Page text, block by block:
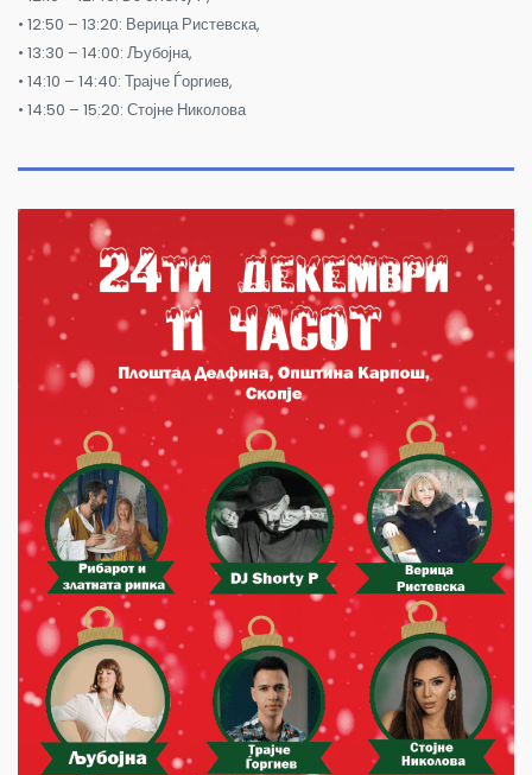
• 12:50 – 13:20: Верица Ристевска,
• 13:30 – 14:00: Љубојна,
• 14:10 – 14:40: Трајче Ѓоргиев,
• 14:50 – 15:20: Стојне Николова